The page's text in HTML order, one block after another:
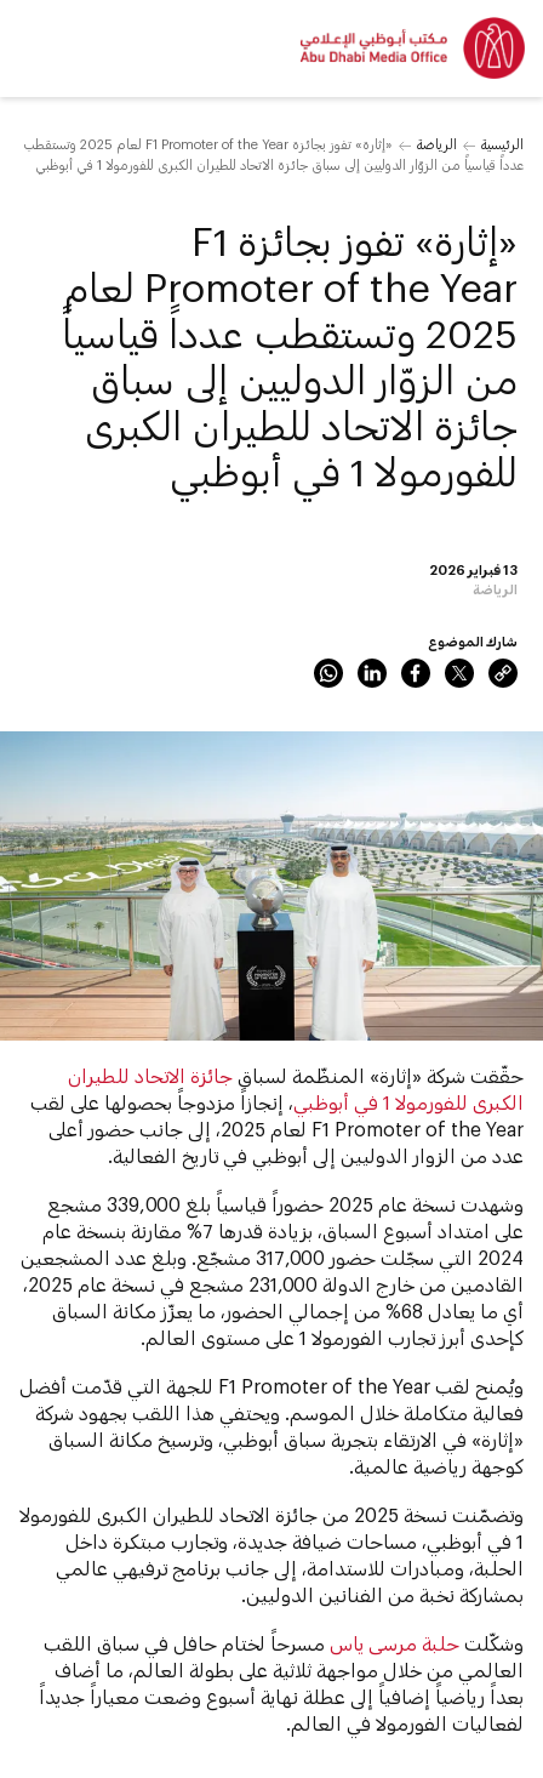
الرئيسية الرياضة
«إثارة» تفوز بجائزة F1 Promoter of the Year لعام 2025 وتستقطب
عدداً قياسياً من الزوّار الدوليين إلى سباق جائزة الاتحاد للطيران الكبرى للفورمولا 1 في أبوظبي
13 فبراير 2026
الرياضة
«إثارة» تفوز بجائزة F1
Promoter of the Year لعام
2025 وتستقطب عدداً قياسياً
من الزوّار الدوليين إلى سباق
جائزة الاتحاد للطيران الكبرى
للفورمولا 1 في أبوظبي
شارك الموضوع
حقّقت شركة «إثارة» المنظّمة لسباقجائزة الاتحاد للطيران
الكبرى للفورمولا 1 في أبوظبي
، إنجازاً مزدوجاً بحصولها على لقب
F1 Promoter of the Year لعام 2025، إلى جانب حضور أعلى
عدد من الزوار الدوليين إلى أبوظبي في تاريخ الفعالية.
وشهدت نسخة عام 2025 حضوراً قياسياً بلغ 339,000 مشجع
على امتداد أسبوع السباق، بزيادة قدرها 7% مقارنة بنسخة عام
2024 التي سجّلت حضور 317,000 مشجّع. وبلغ عدد المشجعين
القادمين من خارج الدولة 231,000 مشجع في نسخة عام 2025،
أي ما يعادل 68% من إجمالي الحضور، ما يعزّز مكانة السباق
كإحدى أبرز تجارب الفورمولا 1 على مستوى العالم.
ويُمنح لقب F1 Promoter of the Year للجهة التي قدّمت أفضل
فعالية متكاملة خلال الموسم. ويحتفي هذا اللقب بجهود شركة
«إثارة» في الارتقاء بتجربة سباق أبوظبي، وترسيخ مكانة السباق
كوجهة رياضية عالمية.
وتضمّنت نسخة 2025 من جائزة الاتحاد للطيران الكبرى للفورمولا
1 في أبوظبي، مساحات ضيافة جديدة، وتجارب مبتكرة داخل
الحلبة، ومبادرات للاستدامة، إلى جانب برنامج ترفيهي عالمي
بمشاركة نخبة من الفنانين الدوليين.
وشكّلتحلبة مرسى ياس مسرحاً لختام حافل في سباق اللقب
العالمي من خلال مواجهة ثلاثية على بطولة العالم، ما أضاف
بعداً رياضياً إضافياً إلى عطلة نهاية أسبوع وضعت معياراً جديداً
لفعاليات الفورمولا في العالم.